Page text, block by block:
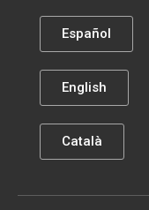
Español
English
Català